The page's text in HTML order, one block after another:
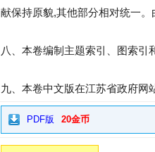
献保持原貌,其他部分相对统一
八、本卷编制主题索引、图索引
九、本卷中文版在江苏省政府网
PDF版 20金币